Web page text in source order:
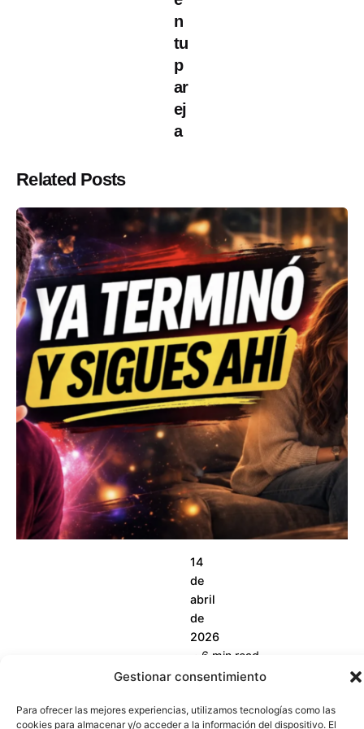
Gestionar consentimiento
Para ofrecer las mejores experiencias, utilizamos tecnologías como las
cookies para almacenar y/o acceder a la información del dispositivo. El
n
tu
p
ar
ej
a
Related Posts
Posted by
ABC
Psicólogos
14
de
abril
de
2026
6 min read
7
e